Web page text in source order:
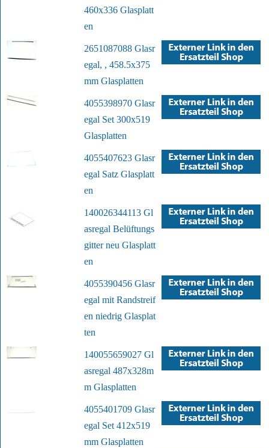
460x336 Glasplatt
en
2651087088 Glasr
egal, , 458.5x375
mm Glasplatten
4055398970 Glasr
egal Set 300x519
Glasplatten
4055407623 Glasr
egal Satz Glasplatt
en
140026344113 Gl
asregal Belüftungs
gitter neu Glasplatt
en
4055390456 Glasr
egal mit Randstreif
en niedrig Glasplat
ten
140055659027 Gl
asregal 487x328m
m Glasplatten
4055401709 Glasr
egal Set 412x519
mm Glasplatten